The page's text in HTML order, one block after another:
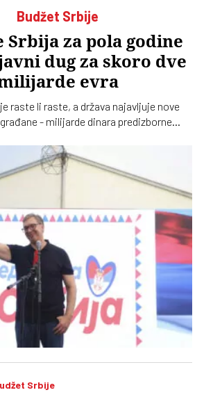
Budžet Srbije
Srbija za pola godine
dug za skoro dve
evra
raste li raste, a država najavljuje nove
građane - milijarde dinara predizborne
Srbije